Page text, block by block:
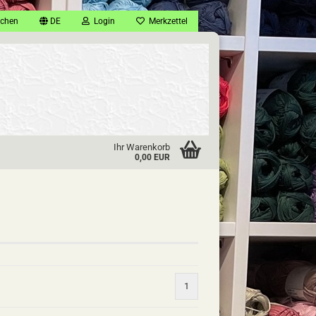
DE Login Merkzettel
Ihr Warenkorb
0,00 EUR
1